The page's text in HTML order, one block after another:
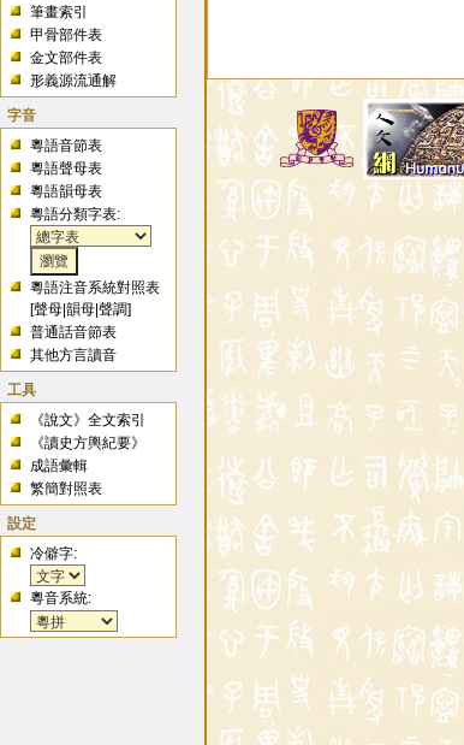
筆畫索引
甲骨部件表
金文部件表
形義源流通解
字音
粵語音節表
粵語聲母表
粵語韻母表
粵語分類字表:
粵語注音系統對照表
[聲母 |韻母 |聲調]
普通話音節表
其他方言讀音
工具
《說文》全文索引
《讀史方輿紀要》
成語彙輯
繁簡對照表
設定
冷僻字:
粵音系統: